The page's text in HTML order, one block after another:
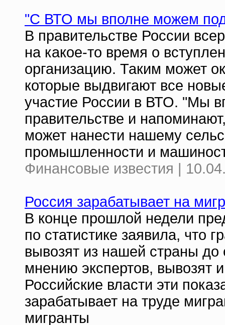
"С ВТО мы вполне можем
В правительстве России
на какое-то время о
организацию. Таким может
которые выдвигают все
участие России в ВТО. "Мы
правительстве и
может нанести нашему
промышленности и
Финансовые известия |
Россия зарабатывает на
В конце прошлой недели
по статистике заявила, что
вывозят из нашей страны
мнению экспертов, вывозят
Российские власти эти
зарабатывает на труде
мигранты